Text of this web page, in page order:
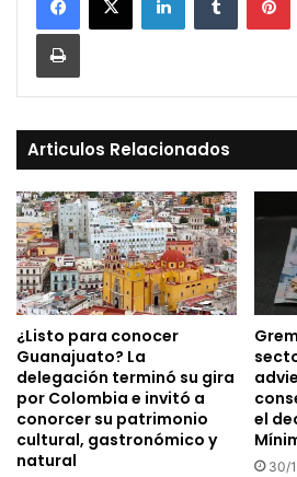
Print
Articulos Relacionados
¿Listo para conocer
Guanajuato? La
delegación terminó su gira
por Colombia e invitó a
conorcer su patrimonio
cultural, gastronómico y
natural
el
30/